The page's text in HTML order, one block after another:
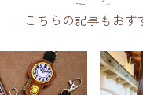
こちらの記事もおす